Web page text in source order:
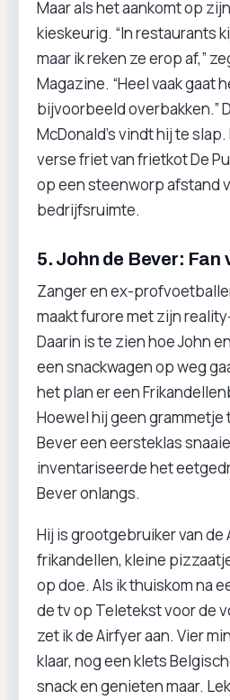
Maar als het aankomt op
kieskeurig. “In restaurants
maar ik reken ze erop af,”
Magazine. “Heel vaak gaat
bijvoorbeeld overbakken.”
McDonald’s vindt hij te
verse friet van frietkot De
op een steenworp afstand
bedrijfsruimte.
5. John de Bever: Fan
Zanger en ex-
maakt furore met zijn
Daarin is te zien hoe John
een snackwagen op weg
het plan er een
Hoewel hij geen grammetje
Bever een eersteklas
inventariseerde het
Bever onlangs.
Hij is grootgebruiker van de
frikandellen, kleine
op doe. Als ik thuiskom na
de tv op Teletekst voor de
zet ik de Airfyer aan. Vier
klaar, nog een klets
snack en genieten maar.